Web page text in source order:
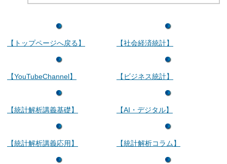
【トップページへ戻る】
【YouTubeChannel】
【統計解析講義基礎】
【統計解析講義応用】
【社会経済統計】
【ビジネス統計】
【AI・デジタル】
【統計解析コラム】